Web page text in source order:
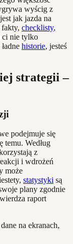
wyścig z
jak jazda na
fakty, checklisty,
ci nie tylko
historie, jesteś
strategii –
podejmuje się
temu. Według
z
i wdrożeń
może
statystyki są
plany zgodnie
raport